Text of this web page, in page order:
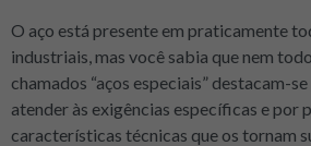
O aço está presente em praticamente
industriais, mas você sabia que nem
chamados “aços especiais” destacam-
atender às exigências específicas e por
características técnicas que os tornam